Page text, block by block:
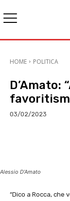
HOME POLITICA
D’Amato:
03/02/2023
Alessio D’Amato
“Dico a Rocca, che